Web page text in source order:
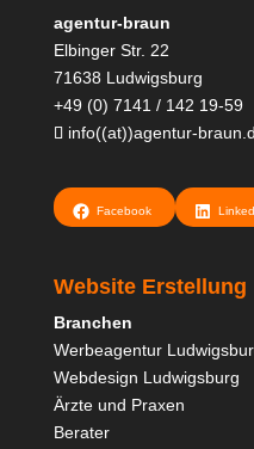
agentur-braun
Elbinger Str. 22
71638 Ludwigsburg
+49 (0) 7141 / 142 19-59
info((at))agentur-
Facebook
Website Erstellung
Branchen
Werbeagentur
Webdesign Ludwigsburg
Ärzte und Praxen
Berater